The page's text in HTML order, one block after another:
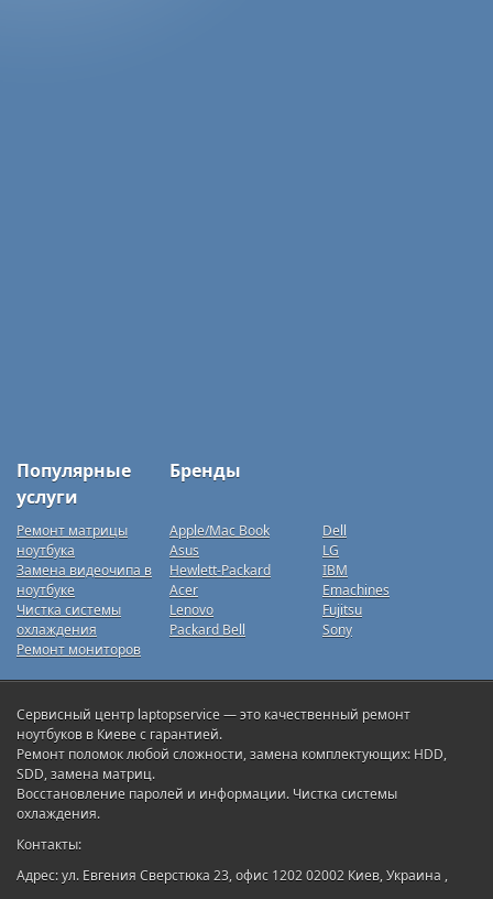
Популярные
услуги
Бренды
Ремонт матрицы
ноутбука
Замена видеочипа в
ноутбуке
Чистка системы
охлаждения
Ремонт мониторов
Apple/Mac Book
Asus
Hewlett-Packard
Acer
Lenovo
Packard Bell
Dell
LG
IBM
Emachines
Fujitsu
Sony
Сервисный центр laptopservice — это качественный ремонт
ноутбуков в Киеве с гарантией.
Ремонт поломок любой сложности, замена комплектующих: HDD,
SDD, замена матриц.
Восстановление паролей и информации. Чистка системы
охлаждения.
Контакты:
Адрес: ул. Евгения Сверстюка 23, офис 1202 02002 Киев, Украина ,